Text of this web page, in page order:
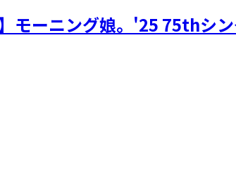
モーニング娘。'25 75thシ